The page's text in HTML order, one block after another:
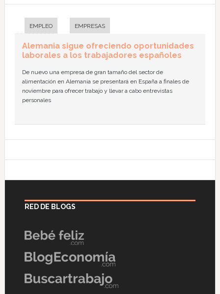
EMPLEO EMPRESAS
Alemania sigue ofreciendo oportunidades
laborales a los trabajadores españoles
De nuevo una empresa de gran tamaño del sector de
alimentación en Alemania se presentará en España a finales de
noviembre para ofrecer trabajo y llevar a cabo entrevistas
personales
RED DE BLOGS